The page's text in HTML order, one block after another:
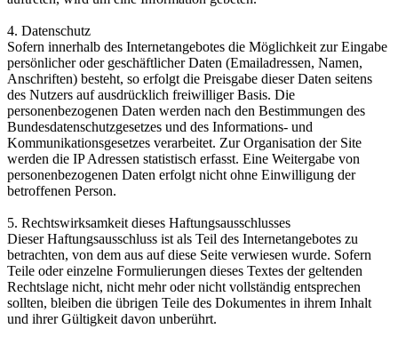
4. Datenschutz
Sofern innerhalb des Internetangebotes die Möglichkeit zur Eingabe
persönlicher oder geschäftlicher Daten (Emailadressen, Namen,
Anschriften) besteht, so erfolgt die Preisgabe dieser Daten seitens
des Nutzers auf ausdrücklich freiwilliger Basis. Die
personenbezogenen Daten werden nach den Bestimmungen des
Bundesdatenschutzgesetzes und des Informations- und
Kommunikationsgesetzes verarbeitet. Zur Organisation der Site
werden die IP Adressen statistisch erfasst. Eine Weitergabe von
personenbezogenen Daten erfolgt nicht ohne Einwilligung der
betroffenen Person.
5. Rechtswirksamkeit dieses Haftungsausschlusses
Dieser Haftungsausschluss ist als Teil des Internetangebotes zu
betrachten, von dem aus auf diese Seite verwiesen wurde. Sofern
Teile oder einzelne Formulierungen dieses Textes der geltenden
Rechtslage nicht, nicht mehr oder nicht vollständig entsprechen
sollten, bleiben die übrigen Teile des Dokumentes in ihrem Inhalt
und ihrer Gültigkeit davon unberührt.